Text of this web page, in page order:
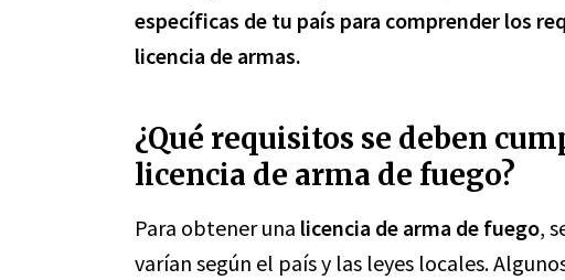
específicas de tu país para comprender los
licencia de armas.
¿Qué requisitos se deben
licencia de arma de fuego?
Para obtener una licencia de arma de fuego,
varían según el país y las leyes locales.